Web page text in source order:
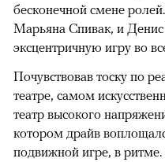
бесконечной смене
Марьяна Спивак, и
эксцентричную игру во
Почувствовав тоску по
театре, самом
театр высокого
котором драйв
подвижной игре, в ритме.